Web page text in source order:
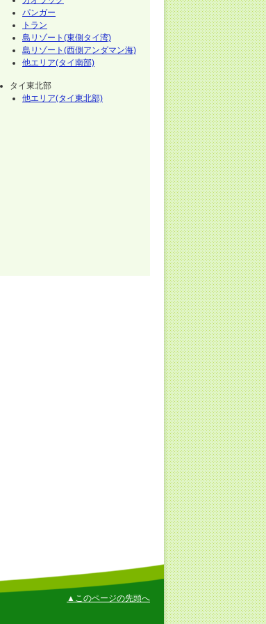
パンガー
トラン
島リゾート(東側タイ湾)
島リゾート(西側アンダマン海)
他エリア(タイ南部)
タイ東北部
他エリア(タイ東北部)
▲このページの先頭へ